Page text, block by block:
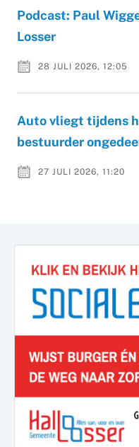
Podcast: Paul
Losser
28 JULI 2026, 12:05
Auto vliegt tijdens
bestuurder
27 JULI 2026, 11:20